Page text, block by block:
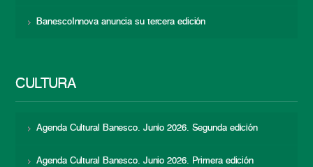
BanescoInnova anuncia su tercera edición
CULTURA
Agenda Cultural Banesco. Junio 2026. Segunda edición
Agenda Cultural Banesco. Junio 2026. Primera edición